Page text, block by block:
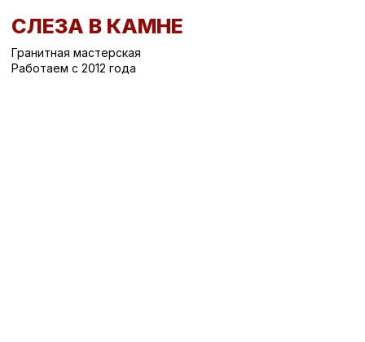
СЛЕЗА В КАМНЕ
Работаем с 2012 года
Вернуться назад / Вертикальные памятники на могилу
Памятник на могилу СК-569